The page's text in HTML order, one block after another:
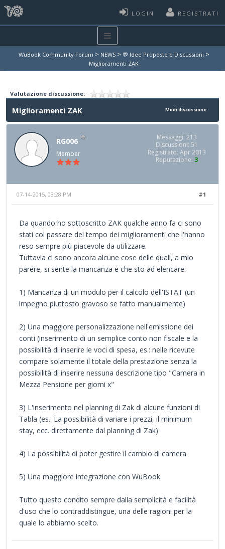
LOGIN REGISTRATI
WuBook Community Forum > NEWS > 💬 Idee Proposte e Discussioni >
Miglioramenti ZAK
Valutazione discussione:
Modi discussione
Miglioramenti ZAK
RG006
Member
Messaggi: 213
Discussioni: 51
Registrato: Apr 2013
Reputazione: 3
#1
07-14-2015, 03:28 PM
Da quando ho sottoscritto ZAK qualche anno fa ci sono
stati col passare del tempo dei miglioramenti che l'hanno
reso sempre più piacevole da utilizzare.
Tuttavia ci sono ancora alcune cose delle quali, a mio
parere, si sente la mancanza e che sto ad elencare:
1) Mancanza di un modulo per il calcolo dell'ISTAT (un
impegno piuttosto gravoso se fatto manualmente)
2) Una maggiore personalizzazione nell'emissione dei
conti (inserimento di un semplice conto non fiscale e la
possibilità di inserire le voci di spesa, es.: nelle ricevute
compare solamente il totale della prestazione senza la
possibilità di inserire nessuna descrizione tipo "Camera in
Mezza Pensione per giorni x"
3) L'inserimento nel planning di Zak di alcune funzioni di
Tabla (es.: La possibilità di variare i prezzi, il minimum
stay, ecc. direttamente dal planning di Zak)
4) La possibilità di poter gestire il cambio di camera
5) Una maggiore integrazione con WuBook
Tutto questo condito sempre dalla semplicità e facilità
d'uso che lo contraddistingue, una delle ragioni per la
quale lo abbiamo scelto.